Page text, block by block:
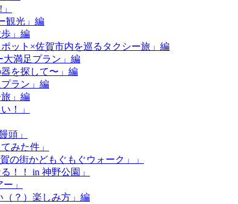
観光」編
」編
ット×佐賀市内を巡るタクシー旅」編
大満足プラン」編
を探して〜」編
ラン」編
」編
！」
頭」
みた件」
の街かどもぐもぐウォーク」」
！！ in 神野公園」
」
（？）楽しみ方」編